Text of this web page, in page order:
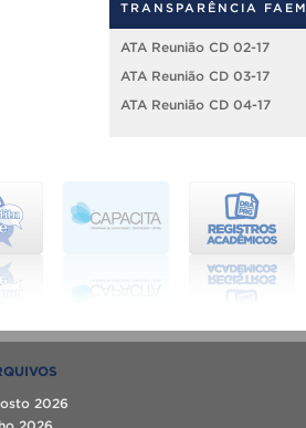
TRANSPARÊNCIA FAEM
ATA Reunião CD 02-17
ATA Reunião CD 03-17
ATA Reunião CD 04-17
2026